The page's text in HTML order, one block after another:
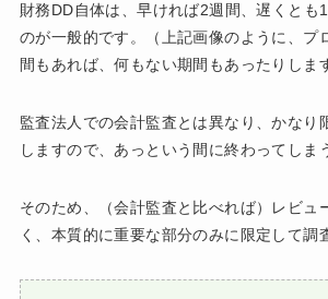
財務DD自体は、早ければ2週間、遅くとも
のが一般的です。（上記画像のように、プ
間もあれば、何もない期間もあったりしま
監査法人での会計監査とは異なり、かなり
しますので、あっという間に終わってしま
そのため、（会計監査と比べれば）レビュ
く、本質的に重要な部分のみに限定して調